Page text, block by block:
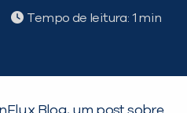
Tempo de leitura: